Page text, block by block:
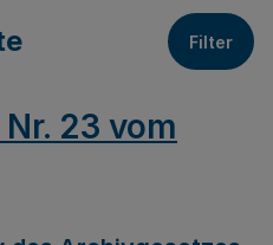
Filter
Nr. 23 vom